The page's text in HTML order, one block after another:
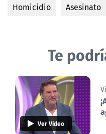
Homicidio
Asesinato
Te
Ver Video